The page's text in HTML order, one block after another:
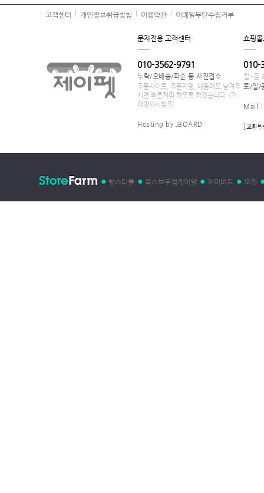
고객센터 개인정보취급방침 이용약관 이메일무단수집거부
문자전용 고객센터
010-3562-9791
누락/오배송/파손 등 사진접수
주문사이트, 주문자명, 내용메모 남겨주
시면 빠른처리 하도록 하겠습니다. (거
래명세서참조)
Hosting by JBOARD
쇼핑
010-
월~금
토/일/
Mail :
[교환
햄스터몰 옥스보우점케이알 제이버드 오캣